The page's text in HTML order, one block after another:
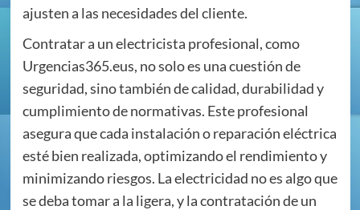
ajusten a las necesidades del cliente.
Contratar a un electricista profesional, como
Urgencias365.eus, no solo es una cuestión de
seguridad, sino también de calidad, durabilidad y
cumplimiento de normativas. Este profesional
asegura que cada instalación o reparación eléctrica
esté bien realizada, optimizando el rendimiento y
minimizando riesgos. La electricidad no es algo que
se deba tomar a la ligera, y la contratación de un